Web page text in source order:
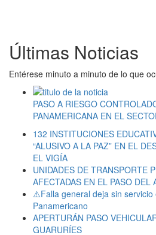
Últimas Noticias
Entérese minuto a minuto de lo que
PASO A RIESGO
PANAMERICANA EN EL
132 INSTITUCIONES
“ALUSIVO A LA PAZ” EN EL
EL VIGÍA
UNIDADES DE TRANSPORTE
AFECTADAS EN EL PASO DEL
⚠️Falla general deja sin servicio
Panamericano
APERTURÁN PASO
GUARURÍES